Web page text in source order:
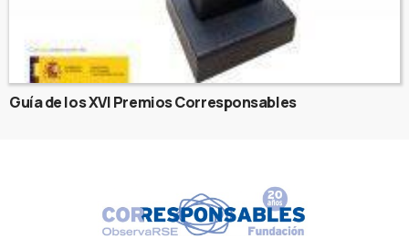
Guía de los XVI Premios Corresponsables